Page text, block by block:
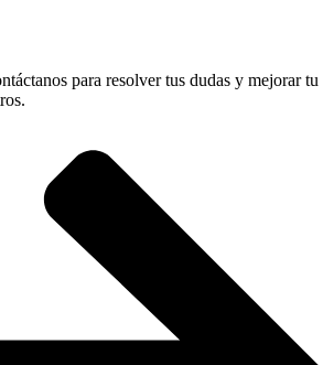
para resolver tus dudas y mejorar tu